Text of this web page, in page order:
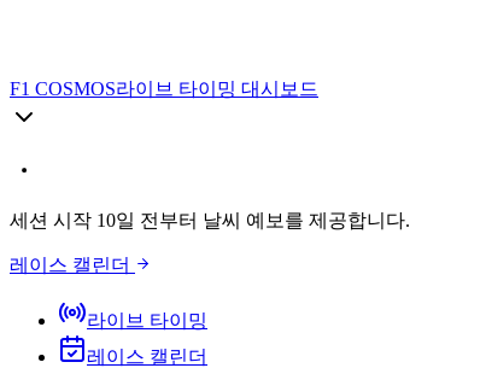
F1 COSMOS라이브 타이밍 대시보드
세션 시작 10일 전부터 날씨 예보를 제공합니다.
레이스 캘린더
라이브 타이밍
레이스 캘린더